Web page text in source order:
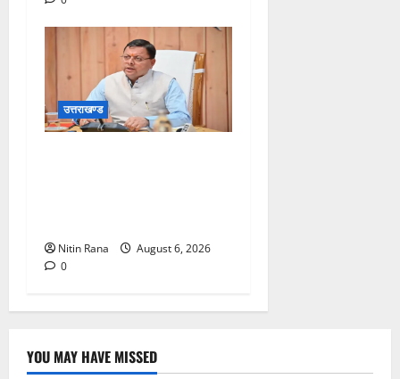
उत्तराखण्ड
Nitin Rana
August 6, 2026
0
YOU MAY HAVE MISSED